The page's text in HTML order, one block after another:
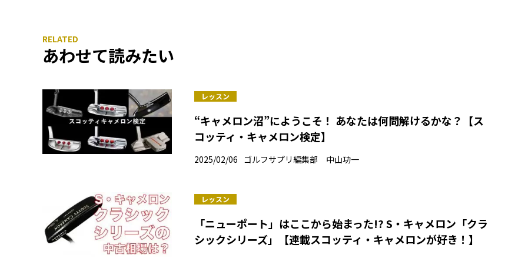
あわせて読みたい
レッスン
“キャメロン沼”にようこそ！ あなたは何問解けるかな？【ス
コッティ・キャメロン検定】
2025/02/06 ゴルフサプリ編集部 中山功一
レッスン
「ニューポート」はここから始まった!? S・キャメロン「クラ
シックシリーズ」【連載スコッティ・キャメロンが好き！】